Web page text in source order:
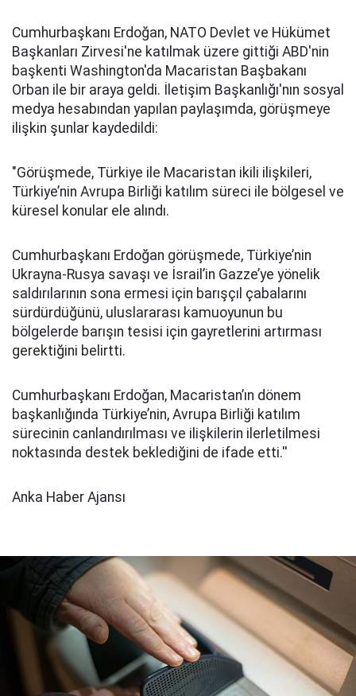
Cumhurbaşkanı Erdoğan, NATO Devlet ve Hükümet
Başkanları Zirvesi'ne katılmak üzere gittiği ABD'nin
başkenti Washington'da Macaristan Başbakanı
Orban ile bir araya geldi. İletişim Başkanlığı'nın sosyal
medya hesabından yapılan paylaşımda, görüşmeye
ilişkin şunlar kaydedildi:
"Görüşmede, Türkiye ile Macaristan ikili ilişkileri,
Türkiye’nin Avrupa Birliği katılım süreci ile bölgesel ve
küresel konular ele alındı.
Cumhurbaşkanı Erdoğan görüşmede, Türkiye’nin
Ukrayna-Rusya savaşı ve İsrail’in Gazze’ye yönelik
saldırılarının sona ermesi için barışçıl çabalarını
sürdürdüğünü, uluslararası kamuoyunun bu
bölgelerde barışın tesisi için gayretlerini artırması
gerektiğini belirtti.
Cumhurbaşkanı Erdoğan, Macaristan’ın dönem
başkanlığında Türkiye’nin, Avrupa Birliği katılım
sürecinin canlandırılması ve ilişkilerin ilerletilmesi
noktasında destek beklediğini de ifade etti.''
Anka Haber Ajansı